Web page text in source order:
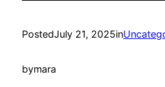
PostedJuly 21, 2025in
bymara